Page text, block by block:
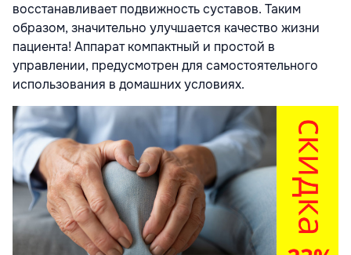
восстанавливает подвижность суставов. Таким
образом, значительно улучшается качество жизни
пациента! Аппараткомпактный и простой в
управлении, предусмотрен для самостоятельного
использования в домашних условиях.